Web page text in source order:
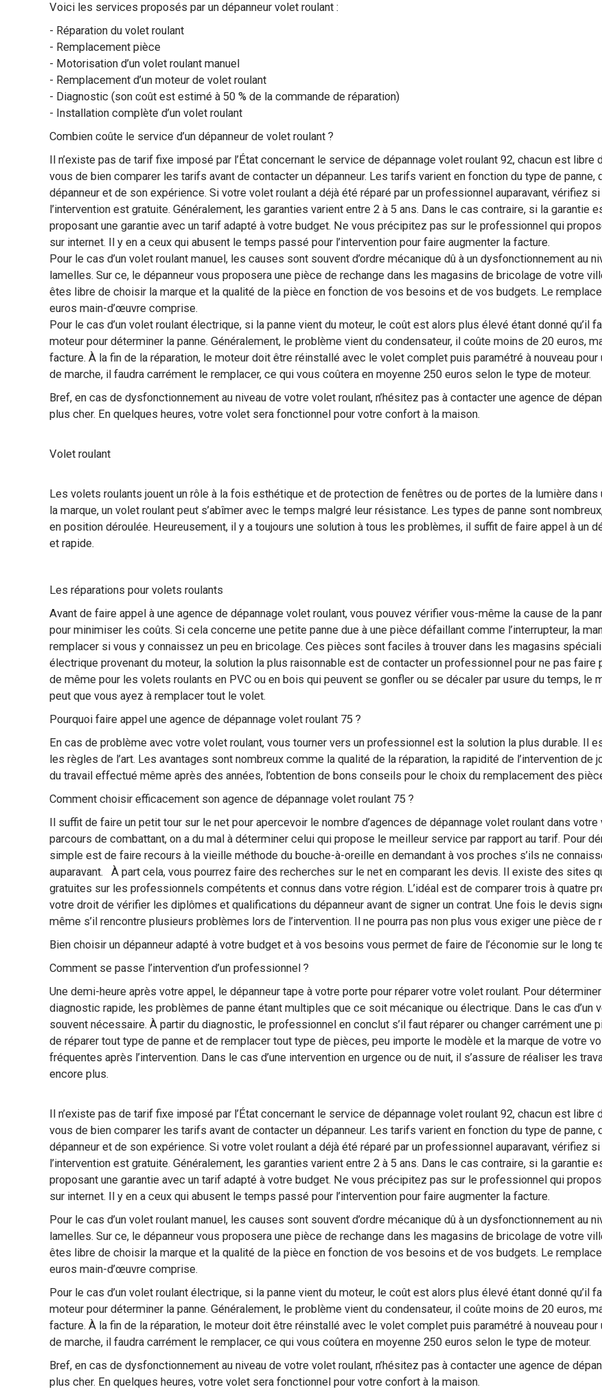
Voici les services proposés par un dépanneur volet roulant :
- Réparation du volet roulant
- Remplacement pièce
- Motorisation d’un volet roulant manuel
- Remplacement d’un moteur de volet roulant
- Diagnostic (son coût est estimé à 50 % de la commande de réparation)
- Installation complète d’un volet roulant
Combien coûte le service d’un dépanneur de volet roulant ?
Il n’existe pas de tarif fixe imposé par l’État concernant le service de dépannage volet roulant 92, chacun est
vous de bien comparer les tarifs avant de contacter un dépanneur. Les tarifs varient en fonction du type de panne,
dépanneur et de son expérience. Si votre volet roulant a déjà été réparé par un professionnel auparavant, vérifiez
l’intervention est gratuite. Généralement, les garanties varient entre 2 à 5 ans. Dans le cas contraire, si la garantie
proposant une garantie avec un tarif adapté à votre budget. Ne vous précipitez pas sur le professionnel qui
sur internet. Il y en a ceux qui abusent le temps passé pour l’intervention pour faire augmenter la facture.
Pour le cas d’un volet roulant manuel, les causes sont souvent d’ordre mécanique dû à un dysfonctionnement au
lamelles. Sur ce, le dépanneur vous proposera une pièce de rechange dans les magasins de bricolage de votre
êtes libre de choisir la marque et la qualité de la pièce en fonction de vos besoins et de vos budgets. Le
euros main-d’œuvre comprise.
Pour le cas d’un volet roulant électrique, si la panne vient du moteur, le coût est alors plus élevé étant donné
moteur pour déterminer la panne. Généralement, le problème vient du condensateur, il coûte moins de 20 euros,
facture. À la fin de la réparation, le moteur doit être réinstallé avec le volet complet puis paramétré à nouveau
de marche, il faudra carrément le remplacer, ce qui vous coûtera en moyenne 250 euros selon le type de moteur.
Bref, en cas de dysfonctionnement au niveau de votre volet roulant, n’hésitez pas à contacter une agence de
plus cher. En quelques heures, votre volet sera fonctionnel pour votre confort à la maison.
Volet roulant
Les volets roulants jouent un rôle à la fois esthétique et de protection de fenêtres ou de portes de la lumière
la marque, un volet roulant peut s’abîmer avec le temps malgré leur résistance. Les types de panne sont
en position déroulée. Heureusement, il y a toujours une solution à tous les problèmes, il suffit de faire appel à un
et rapide.
Les réparations pour volets roulants
Avant de faire appel à une agence de dépannage volet roulant, vous pouvez vérifier vous-même la cause de la
pour minimiser les coûts. Si cela concerne une petite panne due à une pièce défaillant comme l’interrupteur, la
remplacer si vous y connaissez un peu en bricolage. Ces pièces sont faciles à trouver dans les magasins
électrique provenant du moteur, la solution la plus raisonnable est de contacter un professionnel pour ne pas
de même pour les volets roulants en PVC ou en bois qui peuvent se gonfler ou se décaler par usure du temps, le
peut que vous ayez à remplacer tout le volet.
Pourquoi faire appel une agence de dépannage volet roulant 75 ?
En cas de problème avec votre volet roulant, vous tourner vers un professionnel est la solution la plus durable. Il
les règles de l’art. Les avantages sont nombreux comme la qualité de la réparation, la rapidité de l’intervention
du travail effectué même après des années, l’obtention de bons conseils pour le choix du remplacement des
Comment choisir efficacement son agence de dépannage volet roulant 75 ?
Il suffit de faire un petit tour sur le net pour apercevoir le nombre d’agences de dépannage volet roulant dans
parcours de combattant, on a du mal à déterminer celui qui propose le meilleur service par rapport au tarif. Pour
simple est de faire recours à la vieille méthode du bouche-à-oreille en demandant à vos proches s’ils ne
auparavant. À part cela, vous pourrez faire des recherches sur le net en comparant les devis. Il existe des sites
gratuites sur les professionnels compétents et connus dans votre région. L’idéal est de comparer trois à quatre
votre droit de vérifier les diplômes et qualifications du dépanneur avant de signer un contrat. Une fois le devis
même s’il rencontre plusieurs problèmes lors de l’intervention. Il ne pourra pas non plus vous exiger une pièce
Bien choisir un dépanneur adapté à votre budget et à vos besoins vous permet de faire de l’économie sur le long
Comment se passe l’intervention d’un professionnel ?
Une demi-heure après votre appel, le dépanneur tape à votre porte pour réparer votre volet roulant. Pour
diagnostic rapide, les problèmes de panne étant multiples que ce soit mécanique ou électrique. Dans le cas d’un
souvent nécessaire. À partir du diagnostic, le professionnel en conclut s’il faut réparer ou changer carrément une
de réparer tout type de panne et de remplacer tout type de pièces, peu importe le modèle et la marque de votre
fréquentes après l’intervention. Dans le cas d’une intervention en urgence ou de nuit, il s’assure de réaliser les
encore plus.
Il n’existe pas de tarif fixe imposé par l’État concernant le service de dépannage volet roulant 92, chacun est
vous de bien comparer les tarifs avant de contacter un dépanneur. Les tarifs varient en fonction du type de panne,
dépanneur et de son expérience. Si votre volet roulant a déjà été réparé par un professionnel auparavant, vérifiez
l’intervention est gratuite. Généralement, les garanties varient entre 2 à 5 ans. Dans le cas contraire, si la garantie
proposant une garantie avec un tarif adapté à votre budget. Ne vous précipitez pas sur le professionnel qui
sur internet. Il y en a ceux qui abusent le temps passé pour l’intervention pour faire augmenter la facture.
Pour le cas d’un volet roulant manuel, les causes sont souvent d’ordre mécanique dû à un dysfonctionnement au
lamelles. Sur ce, le dépanneur vous proposera une pièce de rechange dans les magasins de bricolage de votre
êtes libre de choisir la marque et la qualité de la pièce en fonction de vos besoins et de vos budgets. Le
euros main-d’œuvre comprise.
Pour le cas d’un volet roulant électrique, si la panne vient du moteur, le coût est alors plus élevé étant donné
moteur pour déterminer la panne. Généralement, le problème vient du condensateur, il coûte moins de 20 euros,
facture. À la fin de la réparation, le moteur doit être réinstallé avec le volet complet puis paramétré à nouveau
de marche, il faudra carrément le remplacer, ce qui vous coûtera en moyenne 250 euros selon le type de moteur.
Bref, en cas de dysfonctionnement au niveau de votre volet roulant, n’hésitez pas à contacter une agence de
plus cher. En quelques heures, votre volet sera fonctionnel pour votre confort à la maison.